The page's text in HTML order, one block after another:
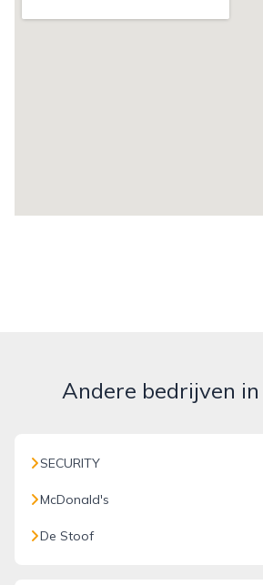
Andere bedrijven
SECURITY
McDonald's
De Stoof